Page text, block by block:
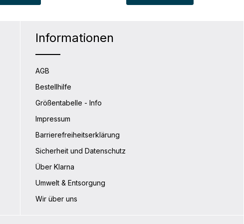
Informationen
AGB
Bestellhilfe
Größentabelle - Info
Impressum
Barrierefreiheitserklärung
Sicherheit und Datenschutz
Über Klarna
Umwelt & Entsorgung
Wir über uns